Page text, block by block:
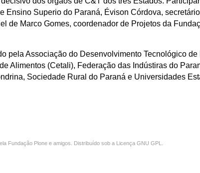
Ensino Superio do Paraná, Évison Córdova,
de Marco Gomes, coordenador de Projetos da
pela Associação do Desenvolvimento Tecnológico
Alimentos (Cetali), Federação das Indústiras do
Sociedade Rural do Paraná e Universidades
Fundação Plone e amigos. Distribuído sob a Licença GNU GPL